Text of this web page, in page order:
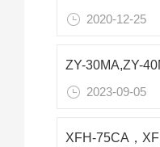
2020-12-25
2023-09-05